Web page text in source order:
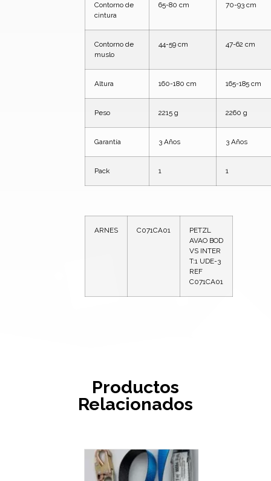
Contorno de
cintura
65-80 cm 70-93 cm
Contorno de
muslo
44-59 cm 47-62 cm
Altura 160-180 cm 165-185 cm
Peso 2215 g 2260 g
Garantía 3 Años 3 Años
Pack 1 1
ARNES C071CA01
PETZL
AVAO BOD
VS INTER
T:1 UDE-3
REF
C071CA01
Productos
Relacionados